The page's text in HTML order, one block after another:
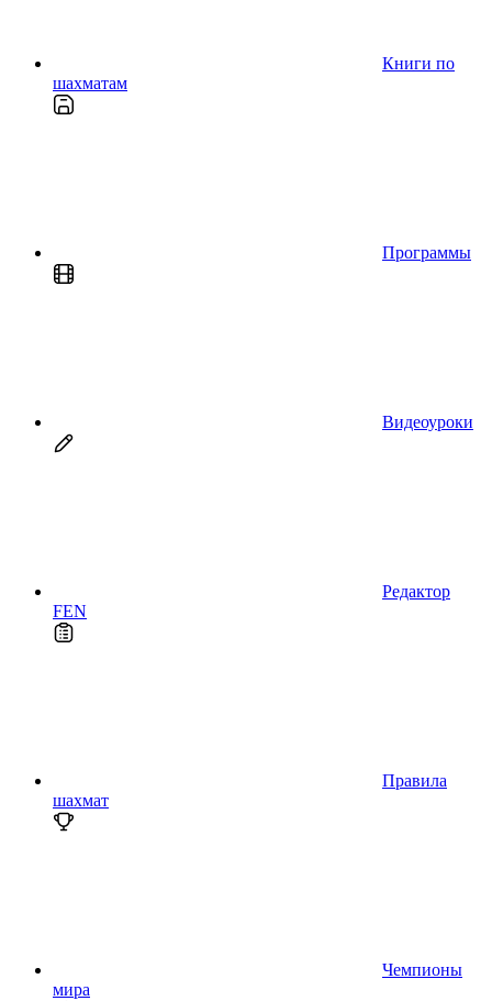
Книги по
шахматам
Программы
Видеоуроки
Редактор
FEN
Правила
шахмат
Чемпионы
мира